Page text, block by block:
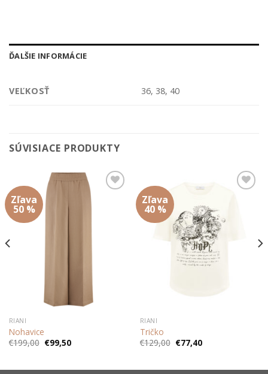
ĎALŠIE INFORMÁCIE
VEĽKOSŤ 36, 38, 40
SÚVISIACE PRODUKTY
Zľava
50 %
RIANI
Nohavice
€199,00 Pôvodná
cena
€99,50Aktuálna
cena
Zľava
40 %
RIANI
Tričko
€129,00 Pôvodná
cena
€77,40Aktuálna
cena